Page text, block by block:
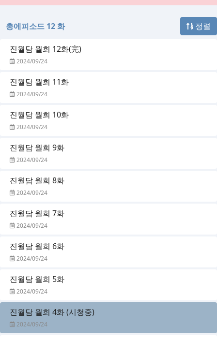
총에피소드 12 화 정렬
진월담 월희 12화(完)
2024/09/24
진월담 월희 11화
2024/09/24
진월담 월희 10화
2024/09/24
진월담 월희 9화
2024/09/24
진월담 월희 8화
2024/09/24
진월담 월희 7화
2024/09/24
진월담 월희 6화
2024/09/24
진월담 월희 5화
2024/09/24
진월담 월희 4화 (시청중)
2024/09/24